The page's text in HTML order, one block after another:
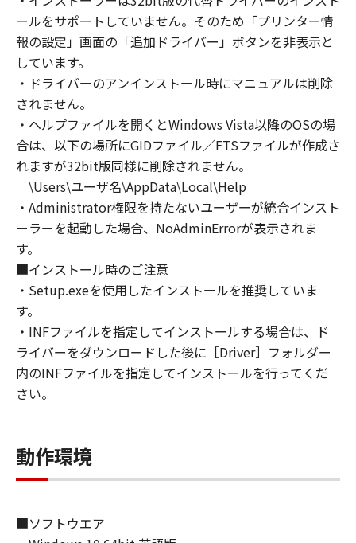
You may make one copy of the Software
solely for a back-up purpose.
2. RESTRICTIONS
You shall not use the Software except as
expressly granted or permitted herein, and
shall not assign, sublicense, sell, rent, lease,
loan, convey or transfer to any third party the
Software. You shall not alter, translate or
convert to another programming language,
modify, disassemble, decompile or otherwise
reverse engineer the Software and you shall
not have any third party to do so.
3. COPYRIGHT NOTICE
You shall not modify, remove or delete any
copyright notice of Canon or its licensors
contained in the Software, including any copy
4. OWNERSHIP
Canon and its licensors retain in all respects
the title, ownership and intellectual property
rights in and to the Software. Except as
granted by Canon to you for any intellectual
property of Canon and its licensors.
restrictions and regulations of the country
ールをサポートしていません。そのため「プリンター情
報の設定」画面の「追加ドライバー」ボタンを非表示と
しています。
・ドライバーのアンインストール時にマニュアルは削除
されません。
・ヘルプファイルを開くとWindows Vista以降のOSの場
合は、以下の場所にGIDファイル／FTSファイルが作成さ
れますが32bit版同様に削除されません。
\Users\ユーザ名\AppData\Local\Help
・Administrator権限を持たないユーザーが統合インスト
ーラーを起動した場合、NoAdminErrorが表示されま
す。
■インストール時のご注意
・Setup.exeを使用したインストールを推奨していま
す。
・INFファイルを指定してインストールする場合は、ド
ライバーをダウンロードした後に［Driver］フォルダー
内のINFファイルを指定してインストールを行ってくだ
さい。
動作環境
■ソフトウエア